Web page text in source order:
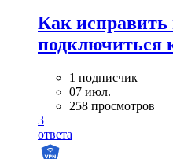
Как исправить
подключиться
1 подписчик
07 июл.
258 просмотров
3
ответа